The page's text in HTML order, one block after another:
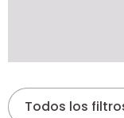
Todos los